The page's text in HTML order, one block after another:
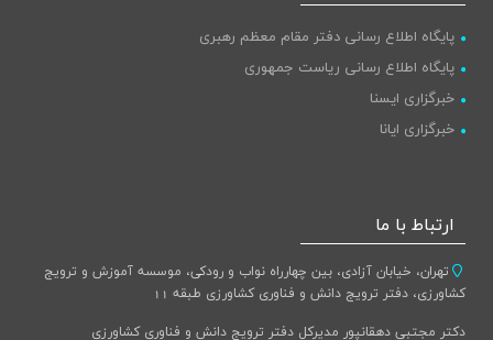
پایگاه اطلاع رسانی دفتر مقام معظم رهبری
پایگاه اطلاع رسانی ریاست جمهوری
خبرگزاری ایسنا
خبرگزاری ایانا
ارتباط با ما
تهران، خیابان آزادی، بین چهارراه نواب و رودکی، موسسه آموزش و ترویج
کشاورزی، دفتر ترویج دانش و فناوری کشاورزی طبقه 11
دکتر مجتبی دهقانپور مدیرکل دفتر ترویج دانش و فناوری کشاورزی